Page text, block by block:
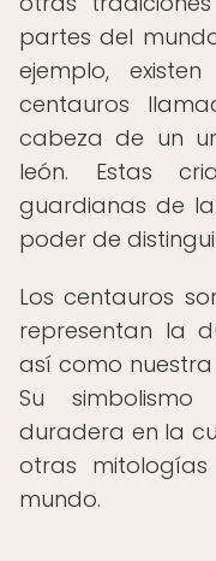
partes del
ejemplo,
centauros
cabeza de un
león. Estas
guardianas de
poder de
Los centauros
representan la
así como
Su
duradera en la
otras
mundo.